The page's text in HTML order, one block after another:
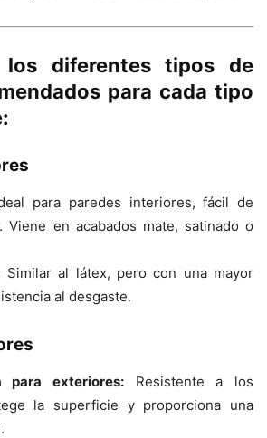
los diferentes tipos de
para cada tipo
para paredes interiores, fácil de
Viene en acabados mate, satinado o
Similar al látex, pero con una mayor
al desgaste.
para exteriores: Resistente a los
la superficie y proporciona una